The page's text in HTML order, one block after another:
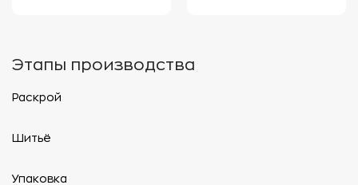
Этапы производства
Раскрой
Шитьё
Упаковка